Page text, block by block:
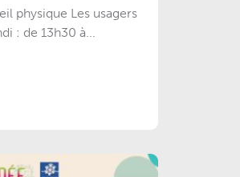
physique Les usagers
: de 13h30 à...